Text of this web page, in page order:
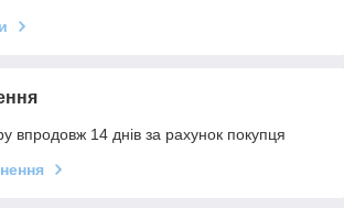
впродовж 14 днів за рахунок покупця